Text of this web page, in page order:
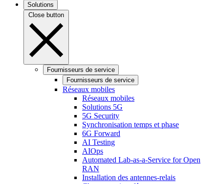
Solutions
Close button
Fournisseurs de service
Fournisseurs de service
Réseaux mobiles
Réseaux mobiles
Solutions 5G
5G Security
Synchronisation temps et phase
6G Forward
AI Testing
AIOps
Automated Lab-as-a-Service for Open
RAN
Installation des antennes-relais